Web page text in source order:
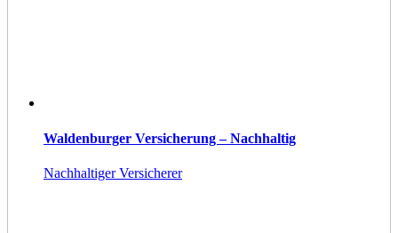
Waldenburger Versicherung – Nachhaltig
Nachhaltiger Versicherer